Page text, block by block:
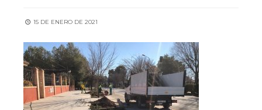
15 DE ENERO DE 2021